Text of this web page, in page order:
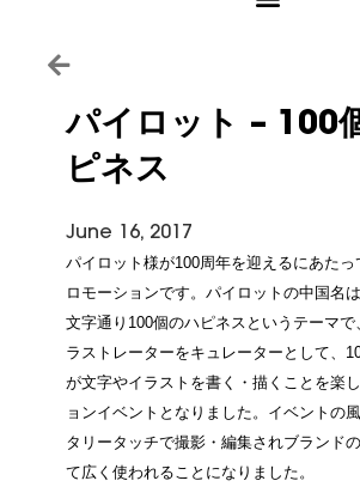
パイロット – 100
ピネス
June 16, 2017
パイロット様が100周年を迎えるにあた
ロモーションです。パイロットの中国名
文字通り100個のハピネスというテーマで
ラストレーターをキュレーターとして、
が文字やイラストを書く・描くことを楽
ョンイベントとなりました。イベントの
タリータッチで撮影・編集されブランド
て広く使われることになりました。